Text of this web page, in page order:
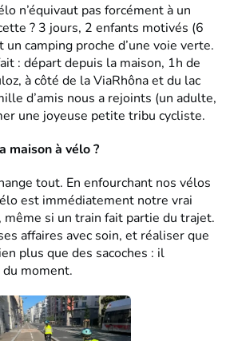
n’équivaut pas forcémentà un
? 3 jours, 2 enfants motivés (6
camping proche d’une voie verte.
: départ depuis la maison, 1h de
à côté de la ViaRhôna et du lac
d’amis nous a rejoints (un adulte,
une joyeuse petite tribu cycliste.
maison à vélo ?
tout. En enfourchant nos vélos
est immédiatement notre vrai
si un train fait partie du trajet.
affaires avec soin, et réaliser que
plus que des sacoches : il
moment.